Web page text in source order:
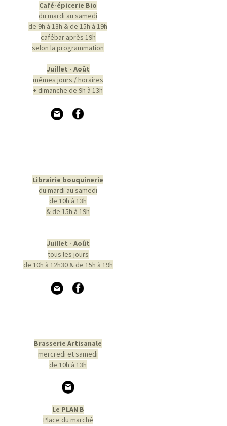
Café-épicerie Bio
du mardi au samedi
de 9h à 13h & de 15h à 19h
cafébar après 19h
selon la programmation
Juillet - Août
mêmes jours / horaires
+ dimanche de 9h à 13h
Librairie bouquinerie
du mardi au samedi
de 10h à 13h
& de 15h à 19h
Juillet - Août
tous les jours
de 10h à 12h30 & de 15h à 19h
Brasserie Artisanale
mercredi et samedi
de 10h à 13h
Le PLAN B
Place du marché